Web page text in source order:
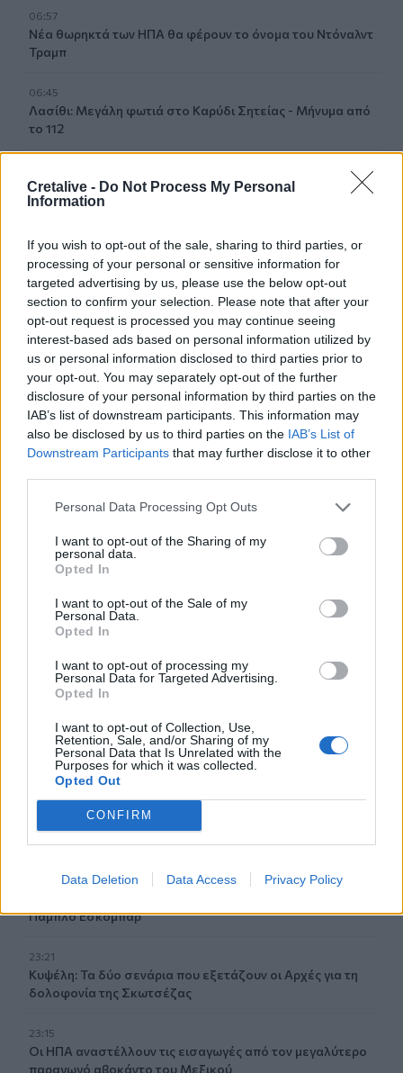
Cretalive - Do Not Process My Personal
Information
If you wish to opt-out of the sale, sharing to third parties, or
processing of your personal or sensitive information for
targeted advertising by us, please use the below opt-out
section to confirm your selection. Please note that after your
opt-out request is processed you may continue seeing
interest-based ads based on personal information utilized by
us or personal information disclosed to third parties prior to
your opt-out. You may separately opt-out of the further
disclosure of your personal information by third parties on the
IAB’s list of downstream participants. This information may
also be disclosed by us to third parties on the IAB’s List of
Downstream Participants that may further disclose it to other
Personal Data Processing Opt Outs
I want to opt-out of the Sharing of my
personal data.
Opted In
I want to opt-out of the Sale of my
Personal Data.
Opted In
I want to opt-out of processing my
Personal Data for Targeted Advertising.
Opted In
I want to opt-out of Collection, Use,
Retention, Sale, and/or Sharing of my
Personal Data that Is Unrelated with the
Purposes for which it was collected.
Opted Out
CONFIRM
Data Deletion Data Access Privacy Policy
06:57
Νέα θωρηκτά των ΗΠΑ θα φέρουν το όνομα του Ντόναλντ
Τραμπ
06:45
Λασίθι: Μεγάλη φωτιά στο Καρύδι Σητείας - Μήνυμα από
το 112
Σαλάτα καπρέζε
Η Σελίνα Γκόμεζ τραγουδά στα ισπανικά στο νέο βίντεο
του συζύγου της, Μπένι Μπλάνκο
03:33
Τι συμβαίνει τις μέρες ακριβώς πριν το εγκεφαλικό
02:07
Στο χαμηλότερο επίπεδο των τελευταίων 13 ετών η
αγορά smartphones
02:00
Νέιθαν Τόμας: Το παιδί-θαύμα που έγινε καθηγητής
Γιατί του Σωτήρος τρώμε ψάρι και ευλογούμε τα πρώτα
σταφύλια
Βρετανία: Η κυβέρνηση δεν θα προχωρήσει σε διεξαγωγή
έρευνας για τον Έπστιν
23:49
ΗΠΑ: Ο Ζούκερμπεργκ ζήτησε συγγνώμη από την
κυβέρνηση της Ινδίας για περιεχόμενο και λάθη της Meta
23:40
Βόλος: Υπό έλεγχο η φωτιά στο Αρχαίο Θέατρο
Δημητριάδος
Πάμπλο Εσκομπάρ
23:21
Κυψέλη: Τα δύο σενάρια που εξετάζουν οι Αρχές για τη
δολοφονία της Σκωτσέζας
23:15
Οι ΗΠΑ αναστέλλουν τις εισαγωγές από τον μεγαλύτερο
παραγωγό αβοκάντο του Μεξικού